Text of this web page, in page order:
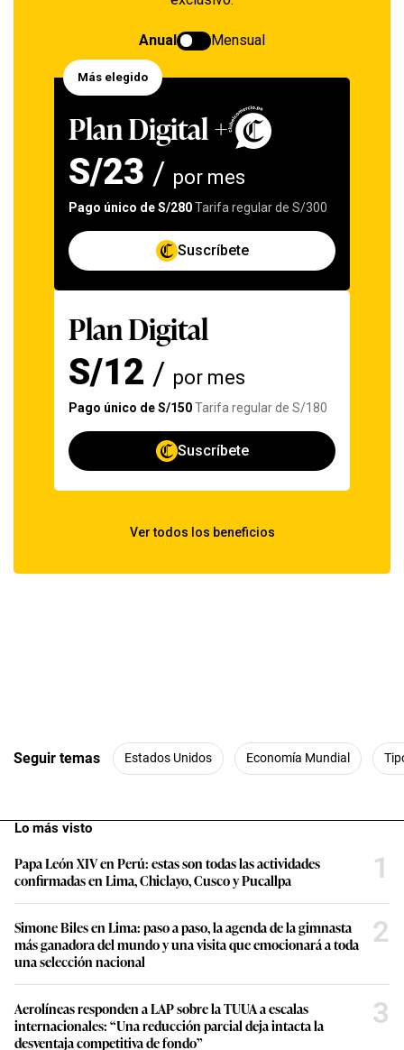
Seguir temas Estados Unidos Economía Mundial
Lo más visto
Papa León XIV en Perú: estas son todas las actividades
confirmadas en Lima, Chiclayo, Cusco y Pucallpa
1
Simone Biles en Lima: paso a paso, la agenda de la gimnasta
más ganadora del mundo y una visita que emocionará a toda
una selección nacional
2
Aerolíneas responden a LAP sobre la TUUA a escalas
internacionales: “Una reducción parcial deja intacta la
desventaja competitiva de fondo”
3